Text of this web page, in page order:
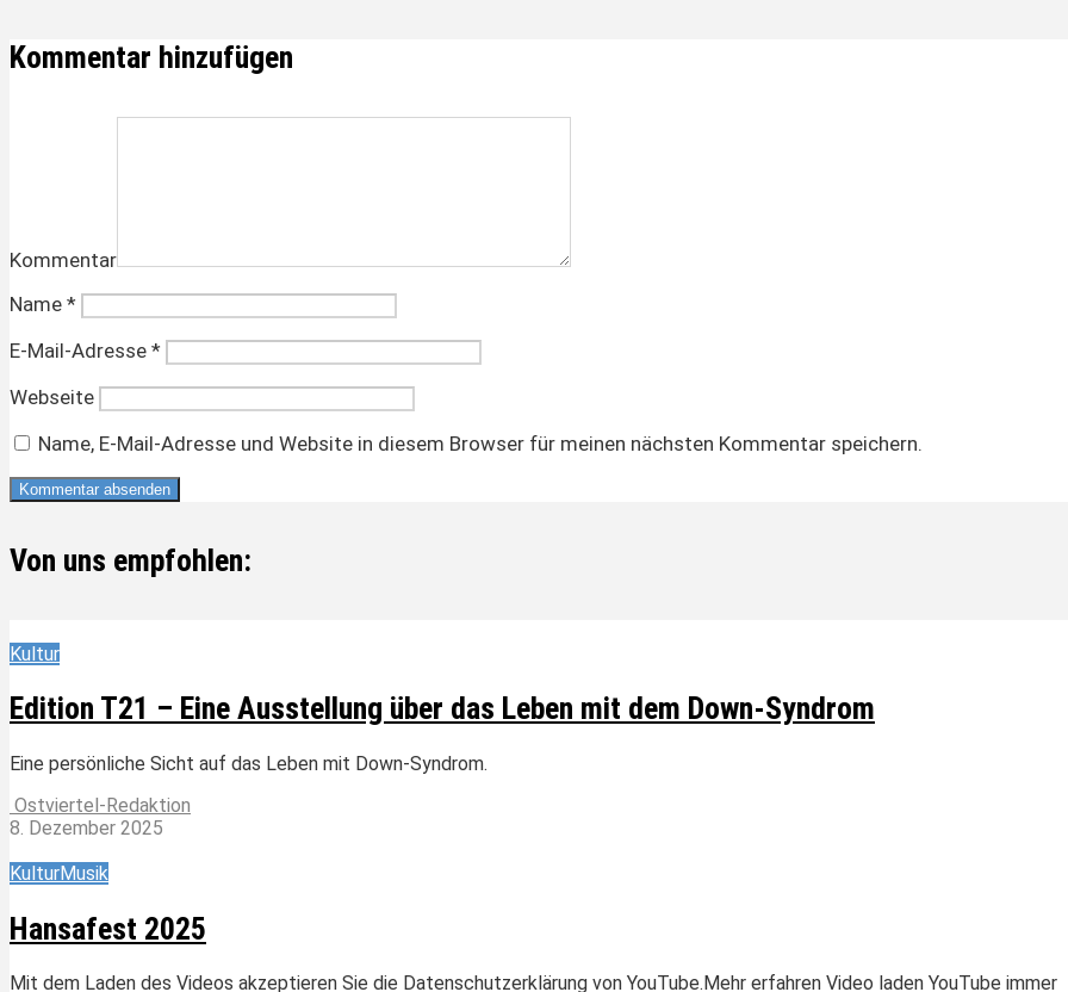
Kommentar hinzufügen
Kommentar
Name *
E-Mail-Adresse *
Webseite
Name, E-Mail-Adresse und Website in diesem Browser für meinen nächsten Kommentar speichern.
Von uns empfohlen:
Kultur
Edition T21 – Eine Ausstellung über das Leben mit dem Down-Syndrom
Eine persönliche Sicht auf das Leben mit Down-Syndrom.
Ostviertel-Redaktion
8. Dezember 2025
KulturMusik
Hansafest 2025
Mit dem Laden des Videos akzeptieren Sie die Datenschutzerklärung von YouTube.Mehr erfahren Video laden YouTube immer